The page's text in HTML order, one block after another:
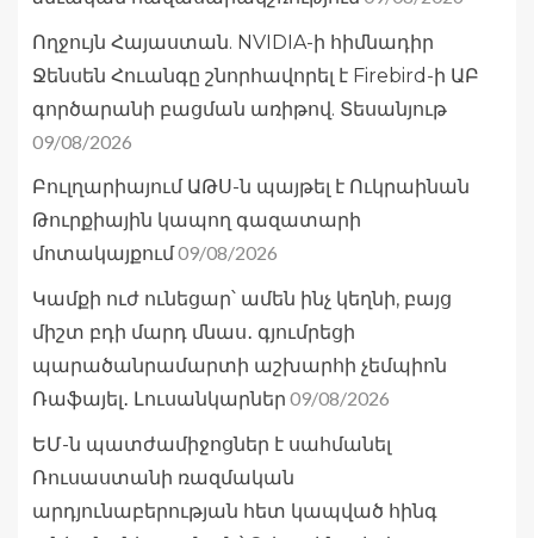
Ողջույն Հայաստան. NVIDIA-ի հիմնադիր
Ջենսեն Հուանգը շնորհավորել է Firebird-ի ԱԲ
գործարանի բացման առիթով. Տեսանյութ
09/08/2026
Բուլղարիայում ԱԹՍ-ն պայթել է Ուկրաինան
Թուրքիային կապող գազատարի
մոտակայքում09/08/2026
Կամքի ուժ ունեցար՝ ամեն ինչ կեղնի, բայց
միշտ բդի մարդ մնաս․ գյումրեցի
պարածանրամարտի աշխարհի չեմպիոն
Ռաֆայել․ Լուսանկարներ 09/08/2026
ԵՄ-ն պատժամիջոցներ է սահմանել
Ռուսաստանի ռազմական
արդյունաբերության հետ կապված հինգ